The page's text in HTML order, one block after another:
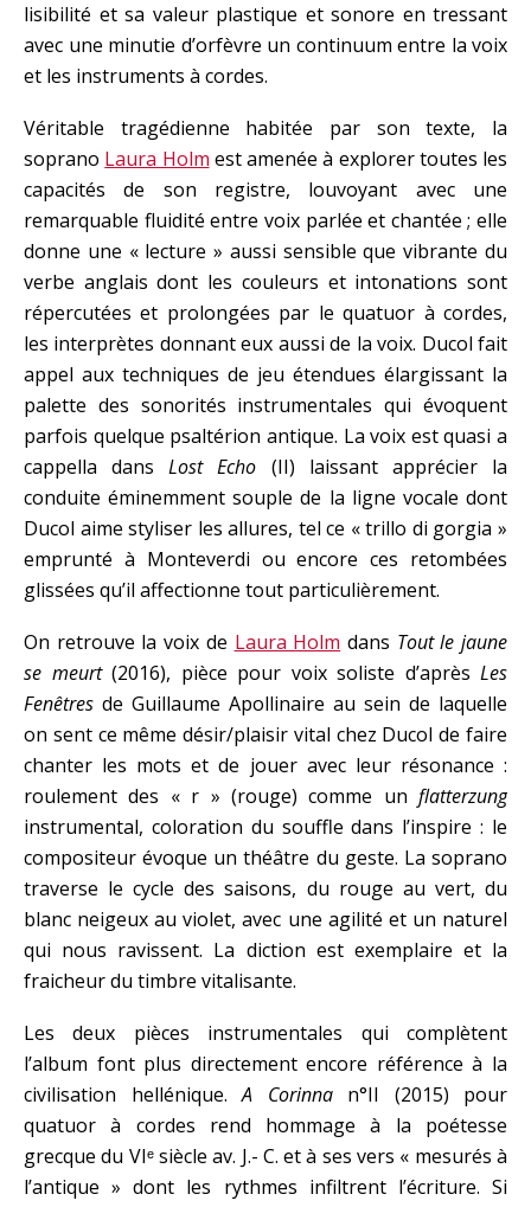
lisibilité et sa valeur plastique et sonore en tressant
avec une minutie d’orfèvre un continuum entre la voix
et les instruments à cordes.
Véritable tragédienne habitée par son texte, la
soprano Laura Holm est amenée à explorer toutes les
capacités de son registre, louvoyant avec une
remarquable fluidité entre voix parlée et chantée ; elle
donne une « lecture » aussi sensible que vibrante du
verbe anglais dont les couleurs et intonations sont
répercutées et prolongées par le quatuor à cordes,
les interprètes donnant eux aussi de la voix. Ducol fait
appel aux techniques de jeu étendues élargissant la
palette des sonorités instrumentales qui évoquent
parfois quelque psaltérion antique. La voix est quasi a
cappella dansLost Echo (II) laissant apprécier la
conduite éminemment souple de la ligne vocale dont
Ducol aime styliser les allures, tel ce « trillo di gorgia »
emprunté à Monteverdi ou encore ces retombées
glissées qu’il affectionne tout particulièrement.
On retrouve la voix de Laura Holm dans Tout le jaune
se meurt(2016), pièce pour voix soliste d’après Les
Fenêtres de Guillaume Apollinaire au sein de laquelle
on sent ce même désir/plaisir vital chez Ducol de faire
chanter les mots et de jouer avec leur résonance :
roulement des « r » (rouge) comme un flatterzung
instrumental, coloration du souffle dans l’inspire : le
compositeur évoque un théâtre du geste. La soprano
traverse le cycle des saisons, du rouge au vert, du
blanc neigeux au violet, avec une agilité et un naturel
qui nous ravissent. La diction est exemplaire et la
fraicheur du timbre vitalisante.
Les deux pièces instrumentales qui complètent
l’album font plus directement encore référence à la
civilisation hellénique.A Corinnan°II (2015) pour
quatuor à cordes rend hommage à la poétesse
grecque du VIᵉ siècle av. J.- C. et à ses vers « mesurés à
l’antique » dont les rythmes infiltrent l’écriture. Si